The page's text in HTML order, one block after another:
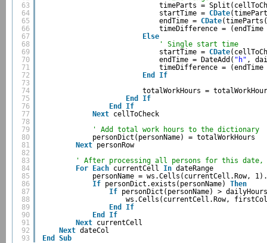
63
64
65
66
67
68
69
70
71
72
73
74
75
76
77
78
79
80
81
82
83
84
85
86
87
88
89
90
91
92
93
timeParts =
startTime = CDate
endTime = CDate
timeDifference =
Else
' Single start time
startTime = CDate
endTime = DateAdd( "h" ,
timeDifference =
End
If
totalWorkHours =
End
If
End
If
Next cellToCheck
' Add total work hours to the dictionary
personDict(personName) = totalWorkHours
Next personRow
' After processing all persons for this date,
For
Each currentCell In dateRange
personName = ws.Cells(currentCell.Row,
If personDict.exists(personName) Then
If personDict(personName) >
ws.Cells(currentCell.Row,
End
If
End
If
Next currentCell
Next dateCol
End
Sub